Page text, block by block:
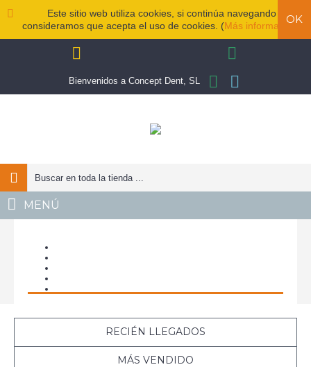
Este sitio web utiliza cookies, si continúa navegando
consideramos que acepta el uso de cookies. (Más información
OK
Bienvenidos a Concept Dent, SL
MENÚ
RECIÉN LLEGADOS
MÁS VENDIDO